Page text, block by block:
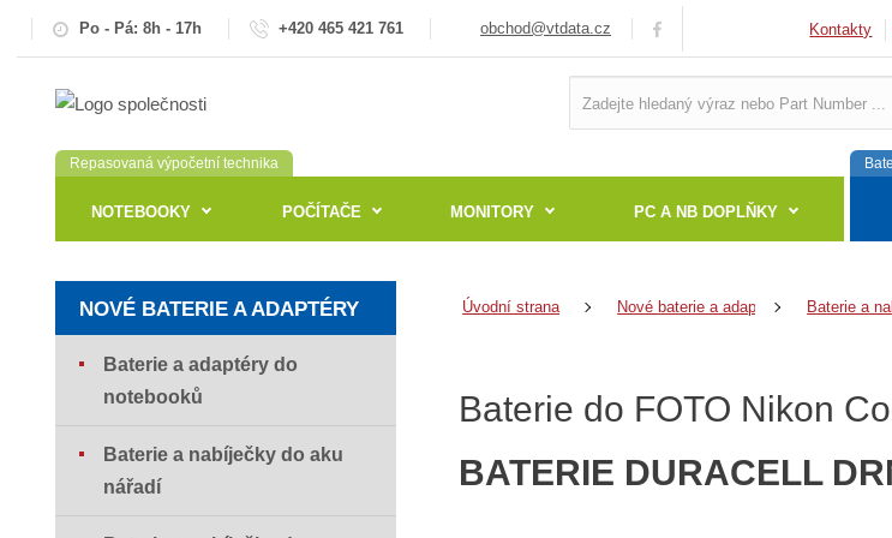
Po - Pá: 8h - 17h +420 465 421 761 obchod@vtdata.cz Kontakty
Repasovaná výpočetní technika
NOTEBOOKY POČÍTAČE MONITORY PC A NB DOPLŇKY
Úvodní strana Nové baterie a adaptéry Baterie a
Baterie do FOTO Nikon
BATERIE DURACELL
NOVÉ BATERIE A ADAPTÉRY
Baterie a adaptéry do
notebooků
Baterie a nabíječky do aku
nářadí